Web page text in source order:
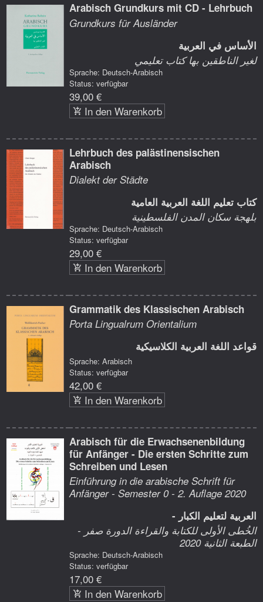
Arabisch Grundkurs mit CD - Lehrbuch
Grundkurs für Ausländer
الأساس في العربية
لغير الناطقين بها كتاب تعليمي
Sprache: Deutsch-Arabisch
Status: verfügbar
39,00 €
In den Warenkorb
Lehrbuch des palästinensischen
Arabisch
Dialekt der Städte
كتاب تعليم اللغة العربية العامية
بلهجة سكان المدن الفلسطينية
Sprache: Deutsch-Arabisch
Status: verfügbar
29,00 €
In den Warenkorb
Grammatik des Klassischen Arabisch
Porta Lingualrum Orientalium
قواعد اللغة العربية الكلاسيكية
Sprache: Arabisch
Status: verfügbar
42,00 €
In den Warenkorb
Arabisch für die Erwachsenenbildung
für Anfänger - Die ersten Schritte zum
Schreiben und Lesen
Einführung in die arabische Schrift für
Anfänger - Semester 0 - 2. Auflage 2020
العربية لتعليم الكبار -
الخُطى الأولى للكتابة والقراءة الدورة صفر -
الطبعة الثانية 2020
Sprache: Deutsch-Arabisch
Status: verfügbar
17,00 €
In den Warenkorb